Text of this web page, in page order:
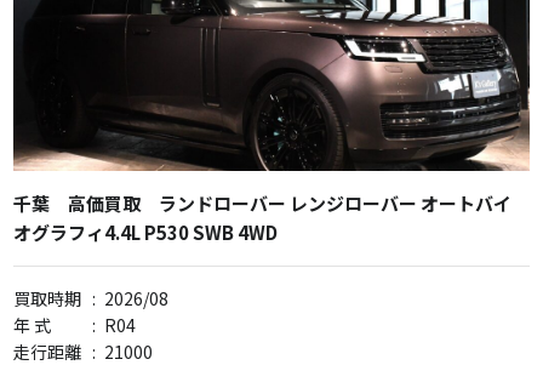
千葉 高価買取 ランドローバー レンジローバー オートバイ
オグラフィ4.4L P530 SWB 4WD
買取時期 : 2026/08
年 式
: R04
走行距離 : 21000